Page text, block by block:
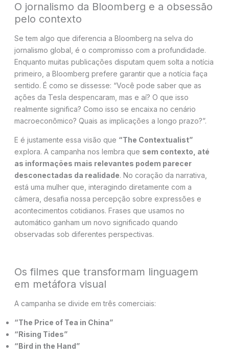
O jornalismo da Bloomberg e a obsessão
pelo contexto
Se tem algo que diferencia a Bloomberg na selva do
jornalismo global, é o compromisso com a profundidade.
Enquanto muitas publicações disputam quem solta a notícia
primeiro, a Bloomberg prefere garantir que a notícia faça
sentido. É como se dissesse: “Você pode saber que as
ações da Tesla despencaram, mas e aí? O que isso
realmente significa? Como isso se encaixa no cenário
macroeconômico? Quais as implicações a longo prazo?”.
E é justamente essa visão que “The Contextualist”
explora. A campanha nos lembra que sem contexto, até
as informações mais relevantes podem parecer
desconectadas da realidade. No coração da narrativa,
está uma mulher que, interagindo diretamente com a
câmera, desafia nossa percepção sobre expressões e
acontecimentos cotidianos. Frases que usamos no
automático ganham um novo significado quando
observadas sob diferentes perspectivas.
Os filmes que transformam linguagem
em metáfora visual
A campanha se divide em três comerciais:
“The Price of Tea in China”
“Rising Tides”
“Bird in the Hand”